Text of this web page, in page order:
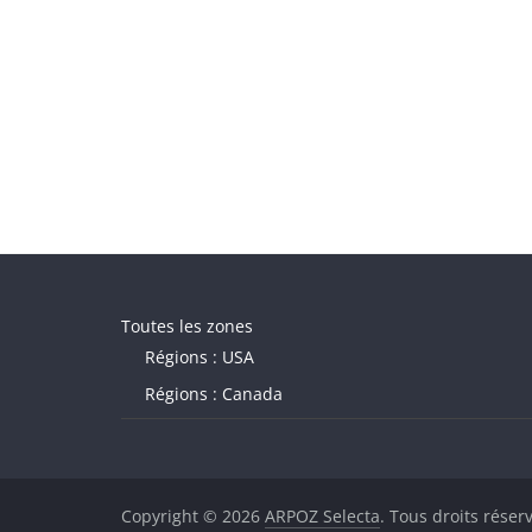
Toutes les zones
Régions : USA
Régions : Canada
Copyright © 2026 ARPOZ Selecta. Tous droits